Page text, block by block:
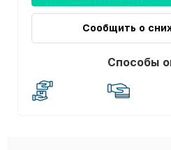
Сообщить о
Способы